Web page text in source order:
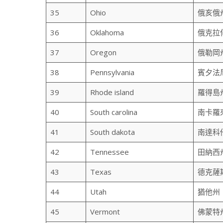
35 Ohio
俄亥俄
36
Oklahoma
俄克拉
37
Oregon
俄勒岡
38
Pennsylvania
賓夕法
39
Rhode island
羅得島
40
South carolina
南卡羅
41
South dakota
南達科
42
Tennessee
田納西
43
Texas
德克薩
44
Utah
猶他州
45
Vermont 佛蒙特